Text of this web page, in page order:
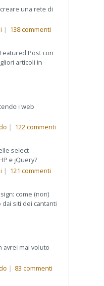
una rete di
| 138commenti
Post con
articoli in
i web
| 122commenti
select
e jQuery?
| 121 commenti
come (non)
siti dei cantanti
avrei mai voluto
| 83 commenti